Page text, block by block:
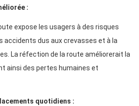
:
expose les usagers à des risques
accidents dus aux crevasses et à la
La réfection de la route améliorerait la
ainsi des pertes humaines et
quotidiens :